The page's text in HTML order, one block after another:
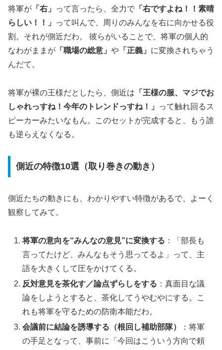
将軍が 「右」 って言ったら、全力で 「右ですよね！！素晴
らしい！！」
って叫んで、周りのみんなを右に向かせる役
割。それが側近だわ。 彼らがいることで、将軍の個人的
なわがままが 「職場の総意」 や 「正義」 に変換されちゃう
んだて。
将軍が裸の王様だとしたら、側近は 「王様の服、マジでお
しゃれっすね！今年のトレンドっすね！」
って触れ回るス
ピーカーみたいなもん。このセットが完成すると、もう誰
も逆らえなくなる。
側近の特徴10選（取り巻きの動き）
側近たちの動きにも、わかりやすい特徴があるで、よーく
観察してみて。
将軍の意向を“みんなの意見”に変換する ：「部長も
言ってたけど、みんなもそう思ってるよ」って、主
語を大きくして圧をかけてくる。
反対意見を茶化す／論点ずらしをする ：真面目な議
論をしようとすると、茶化してうやむやにする。こ
れも将軍を守るための防衛本能だわ。
会議前に結論を誘導する（根回し補助部隊）
：将軍
の手足となって、事前に「今回はこういう方向で頼